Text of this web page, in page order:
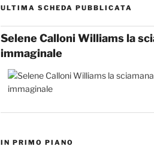
ULTIMA SCHEDA PUBBLICATA
Selene Calloni Williams la
immaginale
IN PRIMO PIANO